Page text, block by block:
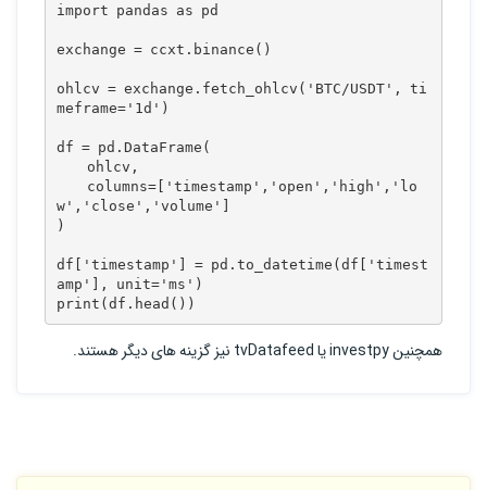
import pandas as pd
exchange = ccxt.binance()
ohlcv = exchange.fetch_ohlcv('BTC/USDT', ti
meframe='1d')
df = pd.DataFrame(
w','close','volume']
)
df['timestamp'] = pd.to_datetime(df['timest
amp'], unit='ms')
همچنین investpy یا tvDatafeed نیز گزینه های دیگر هستند.